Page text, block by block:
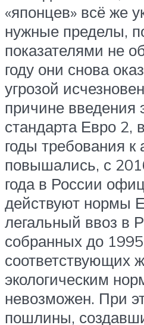
«японцев» всё же
нужные пределы,
показателями не
году они снова
угрозой
причине введения
стандарта Евро 2,
годы требования к
повышались, с
года в России
действуют нормы
легальный ввоз в
собранных до
соответствующих
экологическим
невозможен. При
пошлины,